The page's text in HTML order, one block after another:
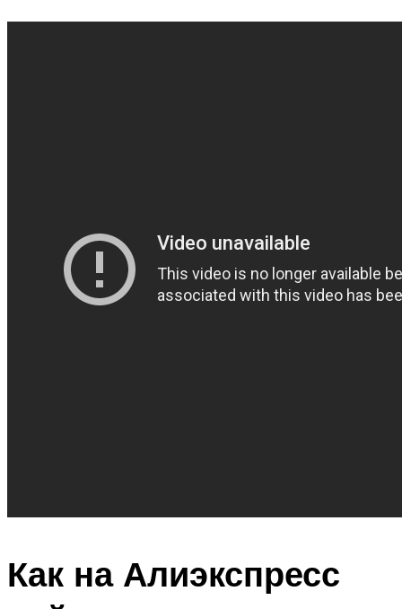
Как на Алиэкспресс